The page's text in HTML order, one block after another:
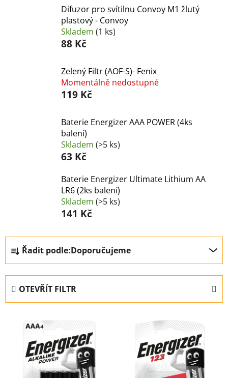
Difuzor pro svítilnu Convoy M1 žlutý
plastový - Convoy
Skladem (1 ks)
88 Kč
Zelený Filtr (AOF-S)- Fenix
Momentálně nedostupné
119 Kč
Baterie Energizer AAA POWER (4ks
balení)
Skladem (>5 ks)
63 Kč
Baterie Energizer Ultimate Lithium AA
LR6 (2ks balení)
Skladem (>5 ks)
141 Kč
Ř
a
z
n
í
Řadit podle:Doporučujeme
OTEVŘÍT FILTR